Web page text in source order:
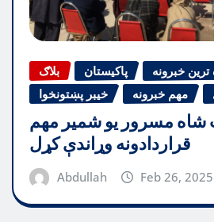
بلاګ پاکیستان
ترین خبرونه
خیبر پښتونخوا
مهم خبرونه
شاه مسرور یو شمیر مهم
قراردادونه وړاندې کړل
Abdullah Feb 26, 2025